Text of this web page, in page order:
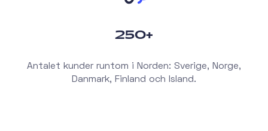
250+
Antalet kunder runtom i Norden: Sverige, Norge,
Danmark, Finland och Island.